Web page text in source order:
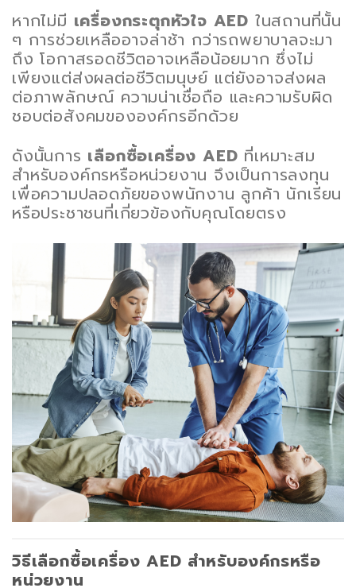
หากไม่มี เครื่องกระตุกหัวใจ AED ในสถานที่นั้น
ๆ การช่วยเหลืออาจล่าช้า กว่ารถพยาบาลจะมา
ถึง โอกาสรอดชีวิตอาจเหลือน้อยมาก ซึ่งไม่
เพียงแต่ส่งผลต่อชีวิตมนุษย์ แต่ยังอาจส่งผล
ต่อภาพลักษณ์ ความน่าเชื่อถือ และความรับผิด
ชอบต่อสังคมขององค์กรอีกด้วย
ดังนั้นการ เลือกซื้อเครื่อง AED ที่เหมาะสม
สำหรับองค์กรหรือหน่วยงาน จึงเป็นการลงทุน
เพื่อความปลอดภัยของพนักงาน ลูกค้า นักเรียน
หรือประชาชนที่เกี่ยวข้องกับคุณโดยตรง
วิธีเลือกซื้อเครื่อง AED สำหรับองค์กรหรือ
หน่วยงาน